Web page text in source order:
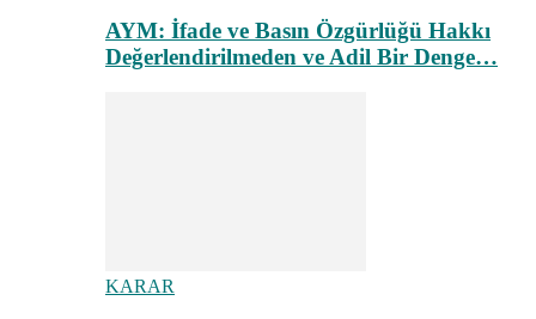
AYM: İfade ve Basın Özgürlüğü Hakkı
Değerlendirilmeden ve Adil Bir Denge…
KARAR